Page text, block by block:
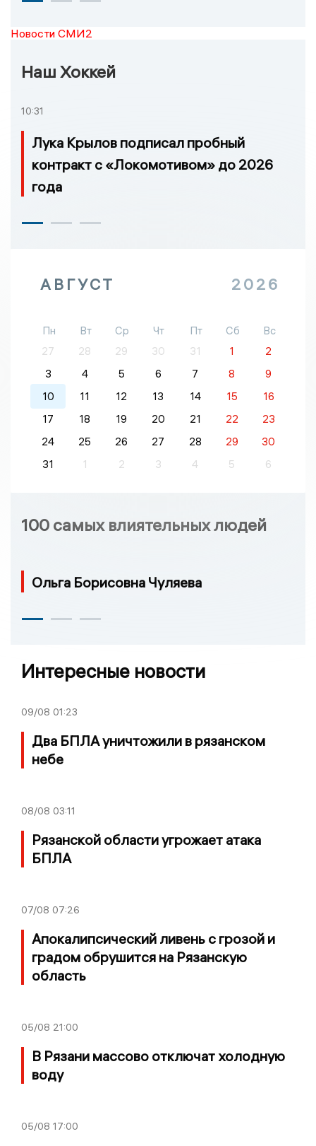
Новости СМИ2
Наш Хоккей
10:31
Лука Крылов подписал пробный
контракт с «Локомотивом» до 2026
года
АВГУСТ 2026
Пн Вт Ср Чт Пт Сб
Вс
27
28 29 30 31 1
2
3
4 5 6 7 8
9
10
11 12 13 14 15
16
17
18 19 20 21 22
23
24
25 26 27 28 29
30
31
1 2 3 4 5 6
100 самых влиятельных людей
Ольга Борисовна Чуляева
Интересные новости
09/08 01:23
Два БПЛА уничтожили в рязанском
небе
08/08 03:11
Рязанской области угрожает атака
БПЛА
07/08 07:26
Апокалипсический ливень с грозой и
градом обрушится на Рязанскую
область
05/08 21:00
В Рязани массово отключат холодную
воду
05/08 17:00